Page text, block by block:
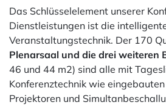
Das Schlüsselelement unserer
Dienstleistungen ist die
Veranstaltungstechnik. Der 170
Plenarsaal und die drei weiteren
46 und 44 m2) sind alle mit
Konferenztechnik wie
Projektoren und